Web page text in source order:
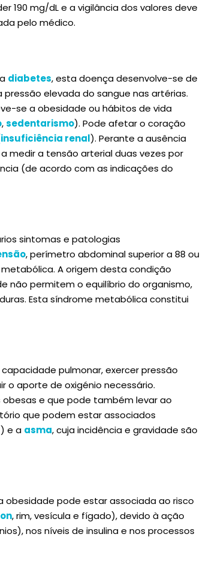
190 mg/dL e a vigilância dos valores deve
pelo médico.
diabetes, esta doença desenvolve-se de
elevada do sangue nas artérias.
se a obesidade ou hábitos de vida
,sedentarismo). Pode afetar o coração
insuficiência renal). Perante a ausência
medir a tensão arterial duas vezes por
(de acordo com as indicações do
sintomas e patologias
, perímetro abdominal superior a 88 ou
A origem desta condição
não permitem o equilíbrio do organismo,
Esta síndrome metabólica constitui
pulmonar, exercer pressão
o aporte de oxigénio necessário.
e que pode também levar ao
que podem estar associados
e a asma, cuja incidência e gravidade são
obesidade pode estar associada ao risco
, rim, vesícula e fígado), devido à ação
nos níveis de insulina e nos processos